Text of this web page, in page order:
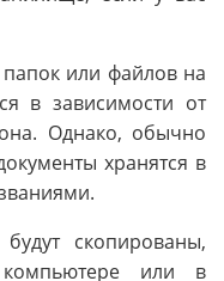
или файлов на
в зависимости от
Однако, обычно
хранятся в
скопированы,
или в